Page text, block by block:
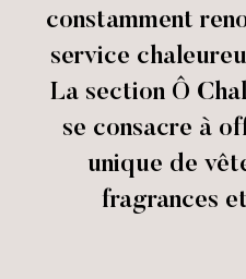
constamment
service
La section Ô
se consacre à
unique de
fragrances